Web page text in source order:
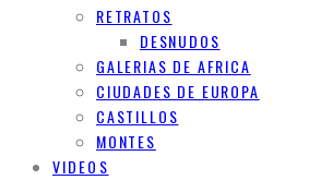
RETRATOS
DESNUDOS
GALERIAS DE AFRICA
CIUDADES DE EUROPA
CASTILLOS
MONTES
VIDEOS